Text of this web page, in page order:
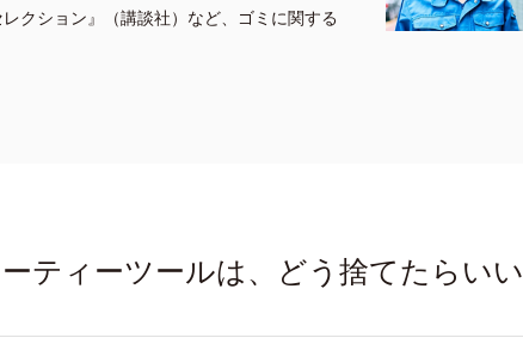
クション』（講談社）など、ゴミに関する
ティーツールは、どう捨てたらいい